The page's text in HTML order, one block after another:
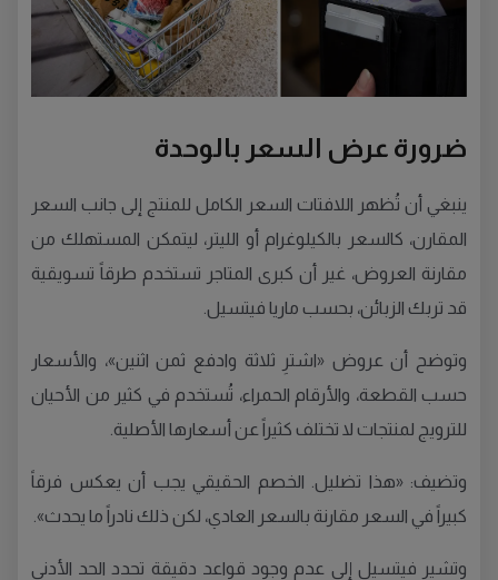
ضرورة عرض السعر بالوحدة
ينبغي أن تُظهر اللافتات السعر الكامل للمنتج إلى جانب السعر
المقارن، كالسعر بالكيلوغرام أو الليتر، ليتمكن المستهلك من
مقارنة العروض، غير أن كبرى المتاجر تستخدم طرقاً تسويقية
قد تربك الزبائن، بحسب ماريا فيتسيل.
وتوضح أن عروض «اشترِ ثلاثة وادفع ثمن اثنين»، والأسعار
حسب القطعة، والأرقام الحمراء، تُستخدم في كثير من الأحيان
للترويج لمنتجات لا تختلف كثيراً عن أسعارها الأصلية.
وتضيف: «هذا تضليل. الخصم الحقيقي يجب أن يعكس فرقاً
كبيراً في السعر مقارنة بالسعر العادي، لكن ذلك نادراً ما يحدث».
وتشير فيتسيل إلى عدم وجود قواعد دقيقة تحدد الحد الأدنى